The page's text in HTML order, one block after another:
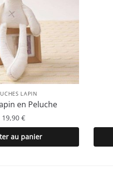
LAPIN
en Peluche
19,90 €
au panier